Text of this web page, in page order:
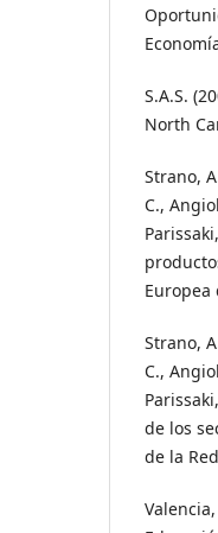
S.A.S.
North
Strano,
C.,
Europea
Strano,
C.,
de los
de la